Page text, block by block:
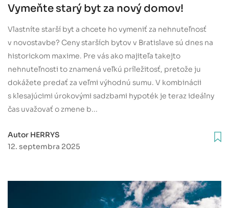
Vymeňte starý byt za nový domov!
Vlastníte starší byt a chcete ho vymeniť za nehnuteľnosť
v novostavbe? Ceny starších bytov v Bratislave sú dnes na
historickom maxime. Pre vás ako majiteľa takejto
nehnuteľnosti to znamená veľkú príležitosť, pretože ju
dokážete predať za veľmi výhodnú sumu. V kombinácii
s klesajúcimi úrokovými sadzbami hypoték je teraz ideálny
čas uvažovať o zmene b...
Autor HERRYS
12. septembra 2025